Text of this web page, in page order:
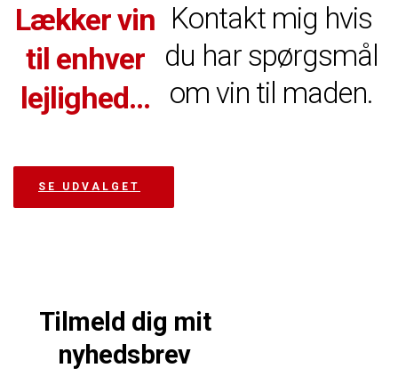
Lækker vin
til enhver
lejlighed…
Kontakt mig hvis
du har spørgsmål
om vin til maden.
SE UDVALGET
Tilmeld dig mit
nyhedsbrev